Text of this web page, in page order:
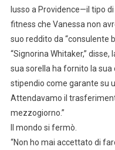
lusso a Providence—il tipo
fitness che Vanessa non
suo reddito da “consulente
“Signorina Whitaker,”
sua sorella ha fornito la
stipendio come garante su
Attendavamo il
mezzogiorno.”
Il mondo si fermò.
“Non ho mai accettato di